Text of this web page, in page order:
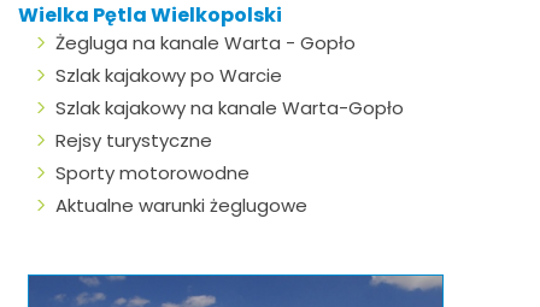
Wielka Pętla Wielkopolski
Żegluga na kanale Warta - Gopło
Szlak kajakowy po Warcie
Szlak kajakowy na kanale Warta-Gopło
Rejsy turystyczne
Sporty motorowodne
Aktualne warunki żeglugowe